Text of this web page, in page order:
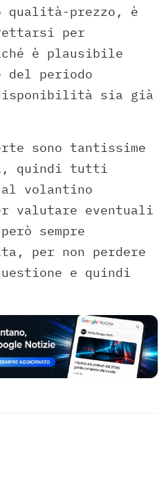
qualità-prezzo, è
per
è plausibile
periodo
sia già
sono tantissime
quindi tutti
al volantino
valutare eventuali
sempre
per non perdere
e quindi